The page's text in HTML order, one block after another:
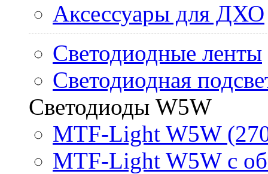
Аксессуары для ДХО
Светодиодные ленты
Светодиодная
Светодиоды W5W
MTF-Light W5W
MTF-Light W5W с